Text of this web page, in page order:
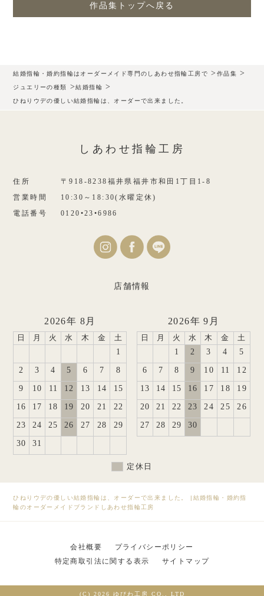
ひねりウデの優しい結婚指輪は、オーダーで出来ました。 | 結婚指輪・婚約指
輪のオーダーメイドブランドしあわせ指輪工房
作品集トップへ戻る
結婚指輪・婚約指輪はオーダーメイド専門のしあわせ指輪工房で > 作品集 >
ジュエリーの種類 >結婚指輪 >
ひねりウデの優しい結婚指輪は、オーダーで出来ました。
しあわせ指輪工房
住所
〒918-8238福井県福井市和田1丁目1-8
営業時間
10:30～18:30(水曜定休)
電話番号
0120•23•6986
店舗情報
2026年 8月
日 月 火 水 木 金 土
1
2 3 4 5 6 7 8
9 10 11 12 13 14 15
16 17 18 19 20 21 22
23 24 25 26 27 28 29
30 31
2026年 9月
日 月 火 水 木 金 土
1 2 3 4 5
6 7 8 9 10 11 12
13 14 15 16 17 18 19
20 21 22 23 24 25 26
27 28 29 30
定休日
会社概要
プライバシーポリシー
特定商取引法に関する表示
サイトマップ
(C) 2026 ゆびわ工房 CO., LTD